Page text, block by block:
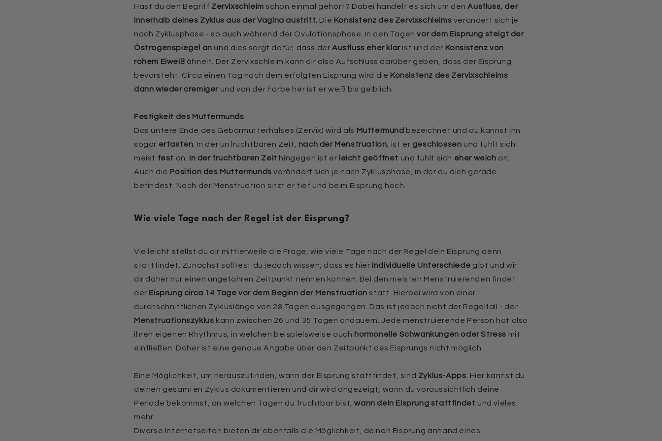
Hast du den Begriff Zervixschleim schon einmal gehört? Dabei handelt es sich um denAusfluss, der
innerhalb deines Zyklus aus der Vagina austritt . Die Konsistenz des Zervixschleims verändert sich je
nach Zyklusphase - so auch während der Ovulationsphase. In den Tagenvor dem Eisprung steigt der
Östrogenspiegel an und dies sorgt dafür, dass derAusfluss eher klarist und der Konsistenz von
rohem Eiweiß ähnelt. Der Zervixschleim kann dir also Aufschluss darüber geben, dass der Eisprung
bevorsteht. Circa einen Tag nach dem erfolgten Eisprung wird die Konsistenz des Zervixschleims
dann wieder cremiger und von der Farbe her ist er weiß bis gelblich.
Festigkeit des Muttermunds
Das untere Ende des Gebärmutterhalses (Zervix) wird als Muttermund bezeichnet und du kannst ihn
sogar ertasten . In der unfruchtbaren Zeit, nach der Menstruation , ist er geschlossen und fühlt sich
meist fest an. In der fruchtbaren Zeit hingegen ist er leicht geöffnet und fühlt sich eher weich an.
Auch die Position des Muttermunds verändert sich je nach Zyklusphase, in der du dich gerade
befindest: Nach der Menstruation sitzt er tief und beim Eisprung hoch.
Wie viele Tage nach der Regel ist der Eisprung?
Vielleicht stellst du dir mittlerweile die Frage, wie viele Tage nach der Regel dein Eisprung denn
stattfindet. Zunächst solltest du jedoch wissen, dass es hier individuelle Unterschiede gibt und wir
dir daher nur einen ungefähren Zeitpunkt nennen können. Bei den meisten Menstruierenden findet
der Eisprung circa 14 Tage vor dem Beginn der Menstruation statt. Hierbei wird von einer
durchschnittlichen Zykluslänge von 28 Tagen ausgegangen. Das ist jedoch nicht der Regelfall - der
Menstruationszyklus kann zwischen 26 und 35 Tagen andauern. Jede menstruierende Person hat also
ihren eigenen Rhythmus, in welchen beispielsweise auch hormonelle Schwankungen oder Stress mit
einfließen. Daher ist eine genaue Angabe über den Zeitpunkt des Eisprungs nicht möglich.
Eine Möglichkeit, um herauszufinden, wann der Eisprung stattfindet, sind Zyklus-Apps . Hier kannst du
deinen gesamten Zyklus dokumentieren und dir wird angezeigt, wann du voraussichtlich deine
Periode bekommst, an welchen Tagen du fruchtbar bist,wann dein Eisprung stattfindet und vieles
mehr.
Diverse Internetseiten bieten dir ebenfalls die Möglichkeit, deinen Eisprung anhand eines